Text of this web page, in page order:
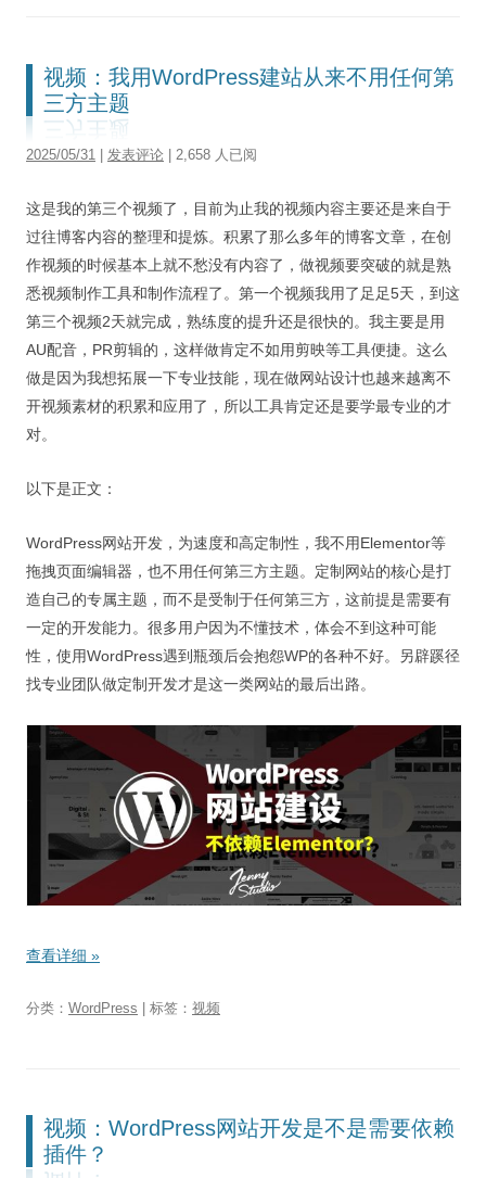
视频：我用WordPress建站从来不用任何第
三方主题
2025/05/31 | 发表评论 | 2,658 人已阅
这是我的第三个视频了，目前为止我的视频内容主要还是来自于
过往博客内容的整理和提炼。积累了那么多年的博客文章，在创
作视频的时候基本上就不愁没有内容了，做视频要突破的就是熟
悉视频制作工具和制作流程了。第一个视频我用了足足5天，到这
第三个视频2天就完成，熟练度的提升还是很快的。我主要是用
AU配音，PR剪辑的，这样做肯定不如用剪映等工具便捷。这么
做是因为我想拓展一下专业技能，现在做网站设计也越来越离不
开视频素材的积累和应用了，所以工具肯定还是要学最专业的才
对。
以下是正文：
WordPress网站开发，为速度和高定制性，我不用Elementor等
拖拽页面编辑器，也不用任何第三方主题。定制网站的核心是打
造自己的专属主题，而不是受制于任何第三方，这前提是需要有
一定的开发能力。很多用户因为不懂技术，体会不到这种可能
性，使用WordPress遇到瓶颈后会抱怨WP的各种不好。另辟蹊径
找专业团队做定制开发才是这一类网站的最后出路。
查看详细 »
分类： WordPress | 标签： 视频
视频：WordPress网站开发是不是需要依赖
插件？